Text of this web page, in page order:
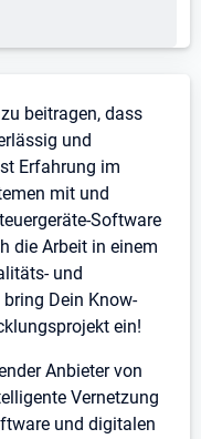
beitragen, dass
und
Erfahrung im
mit und
Software
die Arbeit in einem
und
Dein Know-
ein!
Anbieter von
Vernetzung
und digitalen